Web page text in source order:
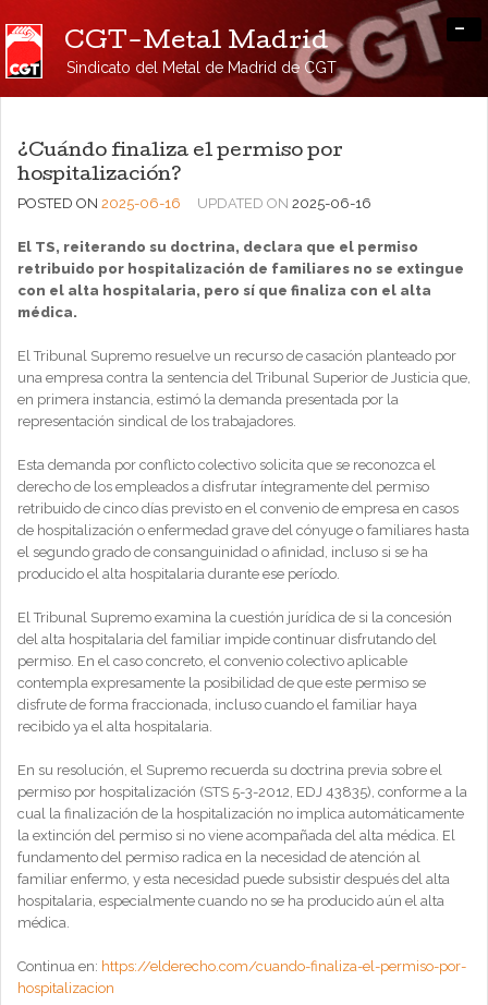
CGT-Metal Madrid
Sindicato del Metal de Madrid de CGT
-
¿Cuándo finaliza el permiso por
hospitalización?
POSTED ON 2025-06-16 UPDATED ON 2025-06-16
El TS, reiterando su doctrina, declara que el permiso
retribuido por hospitalización de familiares no se extingue
con el alta hospitalaria, pero sí que finaliza con el alta
médica.
El Tribunal Supremo resuelve un recurso de casación planteado por
una empresa contra la sentencia del Tribunal Superior de Justicia que,
en primera instancia, estimó la demanda presentada por la
representación sindical de los trabajadores.
Esta demanda por conflicto colectivo solicita que se reconozca el
derecho de los empleados a disfrutar íntegramente del permiso
retribuido de cinco días previsto en el convenio de empresa en casos
de hospitalización o enfermedad grave del cónyuge o familiares hasta
el segundo grado de consanguinidad o afinidad, incluso si se ha
producido el alta hospitalaria durante ese período.
El Tribunal Supremo examina la cuestión jurídica de si la concesión
del alta hospitalaria del familiar impide continuar disfrutando del
permiso. En el caso concreto, el convenio colectivo aplicable
contempla expresamente la posibilidad de que este permiso se
disfrute de forma fraccionada, incluso cuando el familiar haya
recibido ya el alta hospitalaria.
En su resolución, el Supremo recuerda su doctrina previa sobre el
permiso por hospitalización (STS 5-3-2012, EDJ 43835), conforme a la
cual la finalización de la hospitalización no implica automáticamente
la extinción del permiso si no viene acompañada del alta médica. El
fundamento del permiso radica en la necesidad de atención al
familiar enfermo, y esta necesidad puede subsistir después del alta
hospitalaria, especialmente cuando no se ha producido aún el alta
médica.
Continua en: https://elderecho.com/cuando-finaliza-el-permiso-por-
hospitalizacion